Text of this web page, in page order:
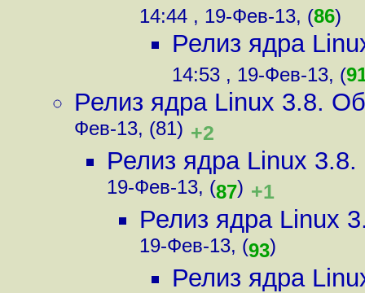
14:44 , 19-Фев-13, (86)
Релиз ядра
14:53 , 19-Фев-13, (
Релиз ядра Linux 3.8.
Фев-13, (81) +2
Релиз ядра Linux
19-Фев-13, (87) +1
Релиз ядра Linux
19-Фев-13, (93)
Релиз ядра